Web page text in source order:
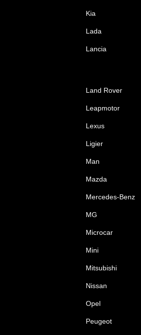
Kia
Lada
Lancia
Land Rover
Leapmotor
Lexus
Ligier
Man
Mazda
Mercedes-Benz
MG
Microcar
Mini
Mitsubishi
Nissan
Opel
Peugeot